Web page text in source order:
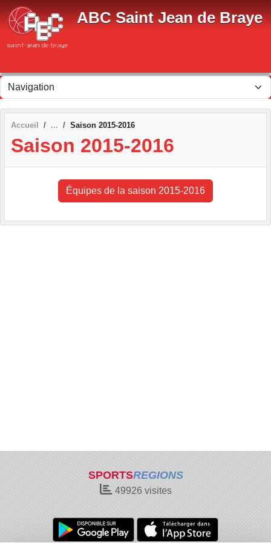
ABC Saint Jean de Braye
Accueil Saison 2015-2016
Saison 2015-2016
Équipes de la saison 2015-2016
SPORTSREGIONS
49926visites
Panneau de gestion des cookies